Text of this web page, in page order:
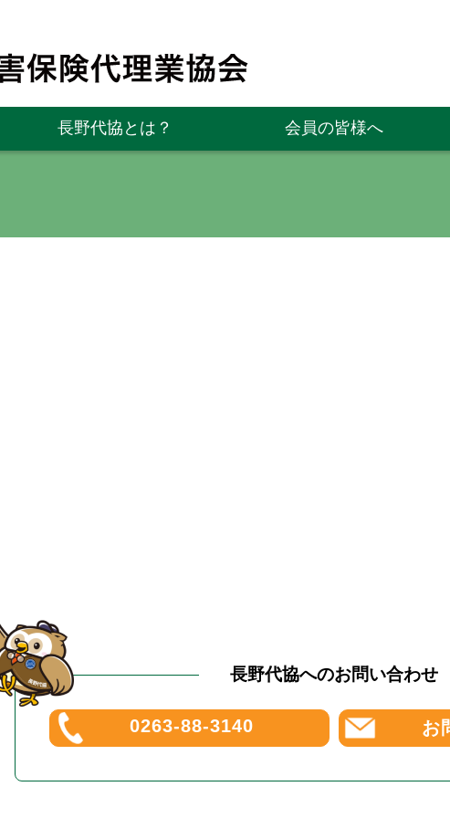
長野代協とは？ 会員の皆様へ
0263-88-3140 お
長野代協へのお問い合わせ